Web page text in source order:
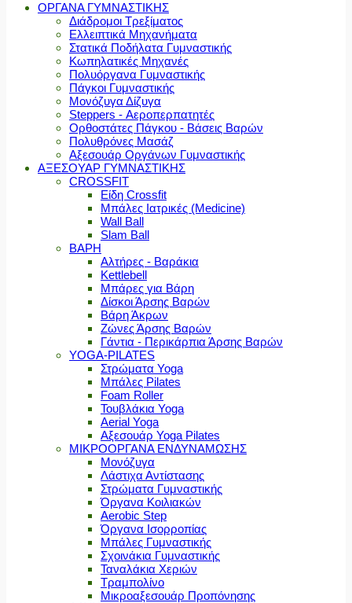
ΟΡΓΑΝΑ ΓΥΜΝΑΣΤΙΚΗΣ
Διάδρομοι Τρεξίματος
Ελλειπτικά Μηχανήματα
Στατικά Ποδήλατα Γυμναστικής
Κωπηλατικές Μηχανές
Πολυόργανα Γυμναστικής
Πάγκοι Γυμναστικής
Μονόζυγα Δίζυγα
Steppers - Αεροπερπατητές
Ορθοστάτες Πάγκου - Βάσεις Βαρών
Πολυθρόνες Μασάζ
Αξεσουάρ Οργάνων Γυμναστικής
ΑΞΕΣΟΥΑΡ ΓΥΜΝΑΣΤΙΚΗΣ
CROSSFIT
Είδη Crossfit
Μπάλες Ιατρικές (Medicine)
Wall Ball
Slam Ball
ΒΑΡΗ
Αλτήρες - Βαράκια
Kettlebell
Μπάρες για Βάρη
Δίσκοι Άρσης Βαρών
Βάρη Άκρων
Ζώνες Άρσης Βαρών
Γάντια - Περικάρπια Άρσης Βαρών
YOGA-PILATES
Στρώματα Yoga
Μπάλες Pilates
Foam Roller
Τουβλάκια Yoga
Aerial Yoga
Αξεσουάρ Yoga Pilates
ΜΙΚΡΟΟΡΓΑΝΑ ΕΝΔΥΝΑΜΩΣΗΣ
Μονόζυγα
Λάστιχα Αντίστασης
Στρώματα Γυμναστικής
Όργανα Κοιλιακών
Aerobic Step
Όργανα Ισορροπίας
Μπάλες Γυμναστικής
Σχοινάκια Γυμναστικής
Ταναλάκια Χεριών
Τραμπολίνο
Μικροαξεσουάρ Προπόνησης